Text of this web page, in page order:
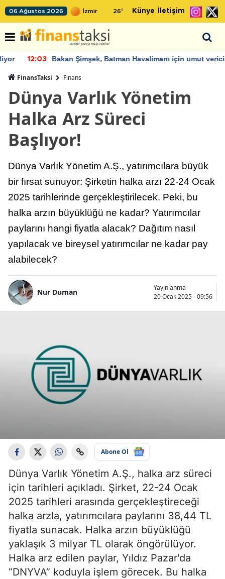
06 Ağustos 2026 26° Künye İletişim
12:03
Bakan Şimşek, Batman Havalimanı için umut verici
FinansTaksi Finans
Dünya Varlık Yönetim
Halka Arz Süreci
Başlıyor!
Dünya Varlık Yönetim A.Ş., yatırımcılara büyük
bir fırsat sunuyor: Şirketin halka arzı 22-24 Ocak
2025 tarihlerinde gerçekleştirilecek. Peki, bu
halka arzın büyüklüğü ne kadar? Yatırımcılar
paylarını hangi fiyatla alacak? Dağıtım nasıl
yapılacak ve bireysel yatırımcılar ne kadar pay
alabilecek?
Nur Duman
Yayınlanma
20 Ocak 2025 - 09:56
Abone Ol
Dünya Varlık Yönetim A.Ş., halka arz süreci
için tarihleri açıkladı. Şirket, 22-24 Ocak
2025 tarihleri arasında gerçekleştireceği
halka arzla, yatırımcılara paylarını 38,44 TL
fiyatla sunacak. Halka arzın büyüklüğü
yaklaşık 3 milyar TL olarak öngörülüyor.
Halka arz edilen paylar, Yıldız Pazar'da
“DNYVA” koduyla işlem görecek. Bu halka